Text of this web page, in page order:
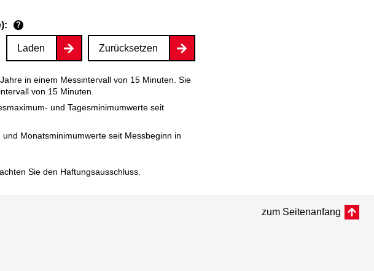
?
Laden Zurücksetzen
in einem Messintervall von 15 Minuten. Sie
von 15 Minuten.
und Tagesminimumwerte seit
Monatsminimumwerte seit Messbeginn in
Sie den Haftungsausschluss.
zum Seitenanfang